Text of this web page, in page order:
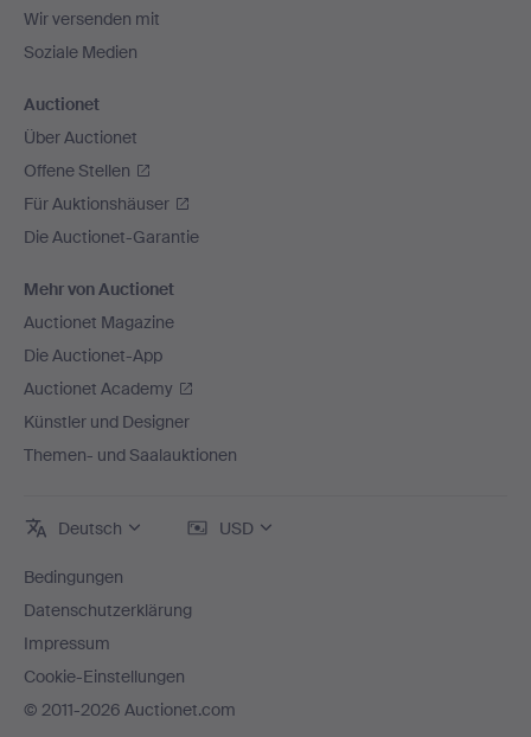
Wir versenden mit
Soziale Medien
Auctionet
Über Auctionet
Offene Stellen
Für Auktionshäuser
Die Auctionet-Garantie
Mehr von Auctionet
Auctionet Magazine
Die Auctionet-App
Auctionet Academy
Künstler und Designer
Themen- und Saalauktionen
Deutsch USD
Bedingungen
Datenschutzerklärung
Impressum
Cookie-Einstellungen
© 2011-2026 Auctionet.com